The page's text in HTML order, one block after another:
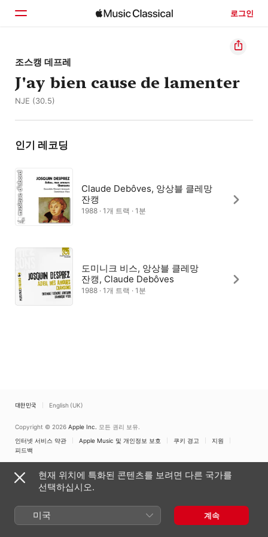
로그인
홈
둘러보기
조스캥 데프레
J'ay bien cause de lamenter
NJE (30.5)
인기 레코딩
Claude Debôves, 앙상블 클레망
잔캥
1988 · 1개 트랙 · 1분
도미니크 비스, 앙상블 클레망
잔캥, Claude Debôves
1988 · 1개 트랙 · 1분
대한민국 English (UK)
Copyright © 2026 Apple Inc. 모든 권리 보유.
인터넷 서비스 약관
Apple Music 및 개인정보 보호 쿠키 경고
지원
피드백
현재 위치에 특화된 콘텐츠를 보려면 다른 국가를
선택하십시오.
미국 계속